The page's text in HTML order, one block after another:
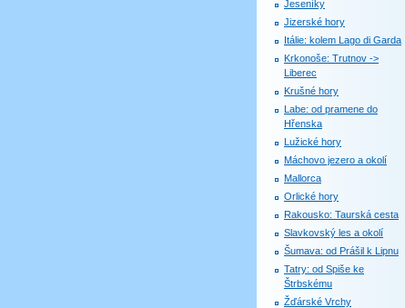
Jeseníky
Jizerské hory
Itálie: kolem Lago di Garda
Krkonoše: Trutnov ->
Liberec
Krušné hory
Labe: od pramene do
Hřenska
Lužické hory
Máchovo jezero a okolí
Mallorca
Orlické hory
Rakousko: Taurská cesta
Slavkovský les a okolí
Šumava: od Prášil k Lipnu
Tatry: od Spiše ke
Štrbskému
Žďárské Vrchy